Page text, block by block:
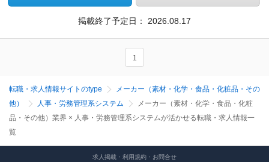
掲載終了予定日： 2026.08.17
1
転職・求人情報サイトのtype
メーカー（素材・化学・食品・化粧品・その
他）
人事・労務管理系システム
メーカー（素材・化学・食品・化粧
品・その他）業界 × 人事・労務管理系システムが活かせる転職・求人情報一
覧
求人掲載・利用規約・お問合せ